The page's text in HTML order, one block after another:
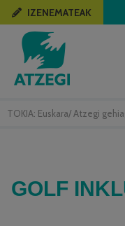
TOKIA: Euskara/ Atzegi
IZENEMATEAK
GOLF